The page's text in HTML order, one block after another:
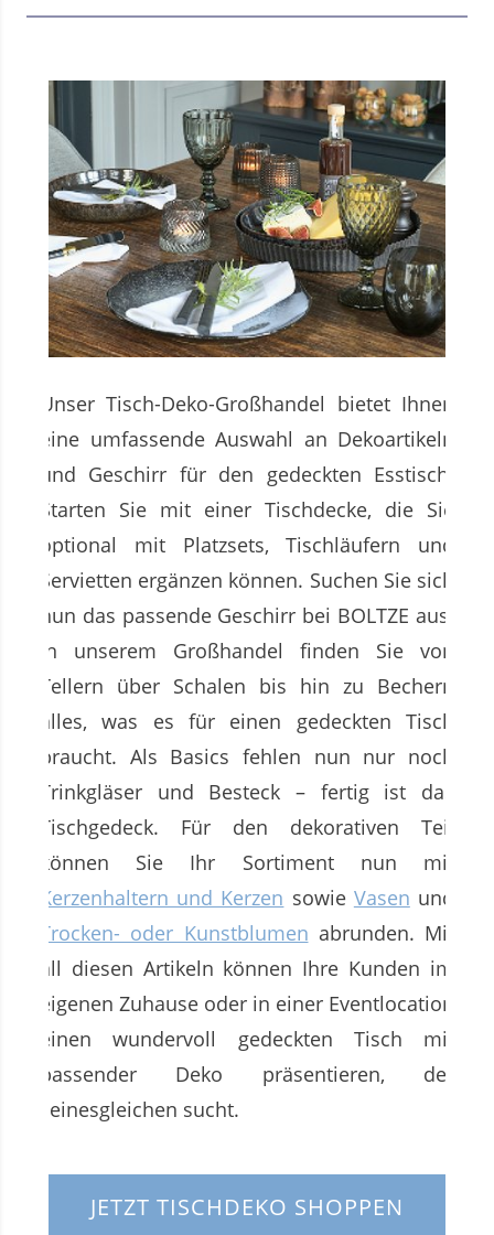
Unser Tisch-Deko-Großhandel bietet Ihnen
eine umfassende Auswahl an Dekoartikeln
und Geschirr für den gedeckten Esstisch.
Starten Sie mit einer Tischdecke, die Sie
optional mit Platzsets, Tischläufern und
Servietten ergänzen können. Suchen Sie sich
nun das passende Geschirr bei BOLTZE aus.
In unserem Großhandel finden Sie von
Tellern über Schalen bis hin zu Bechern
alles, was es für einen gedeckten Tisch
braucht. Als Basics fehlen nun nur noch
Trinkgläser und Besteck – fertig ist das
Tischgedeck. Für den dekorativen Teil
können Sie Ihr Sortiment nun mit
Kerzenhaltern und Kerzen sowie Vasen und
Trocken- oder Kunstblumen abrunden. Mit
all diesen Artikeln können Ihre Kunden im
eigenen Zuhause oder in einer Eventlocation
einen wundervoll gedeckten Tisch mit
passender Deko präsentieren, der
seinesgleichen sucht.
JETZT TISCHDEKO SHOPPEN